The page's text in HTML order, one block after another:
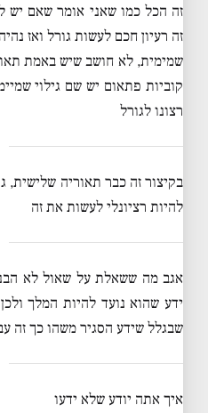
זה הכל כמו שאני אומר שאם יש
זה רעיון חכם לעשות גורל ואז
שמימית, לא חושב שיש באמת
קוביות פתאום יש שם גילוי
רצונו לגורל
בקיצור זה כבר תאוריה שלישית,
להיות רציונלי לעשות את זה
אגב מה ששאלת על שאול לא
ידע שהוא נועד להיות המלך
שבגלל שידע הסגיר משהו כך זה
איך אתה יודע שלא ידעו